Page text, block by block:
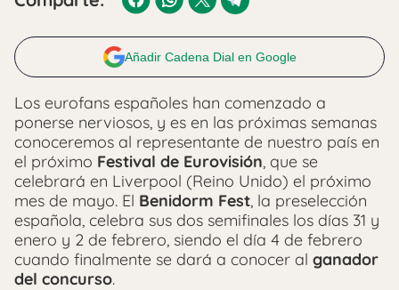
Añadir Cadena Dial en Google
Los eurofans españoles han comenzado a
ponerse nerviosos, y es en las próximas semanas
conoceremos al representante de nuestro país en
el próximo Festival de Eurovisión, que se
celebrará en Liverpool (Reino Unido) el próximo
mes de mayo. El Benidorm Fest, la preselección
española, celebra sus dos semifinales los días 31 y
enero y 2 de febrero, siendo el día 4 de febrero
cuando finalmente se dará a conocer al ganador
del concurso.